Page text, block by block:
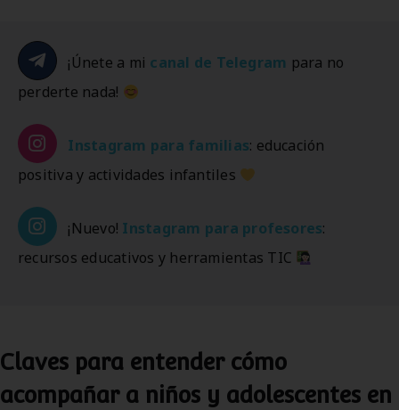
¡Únete a mi canal de Telegram para no
perderte nada!
Instagram para familias: educación
positiva y actividades infantiles
¡Nuevo! Instagram para profesores:
recursos educativos y herramientas TIC
Claves para entender cómo
acompañar a niños y adolescentes en